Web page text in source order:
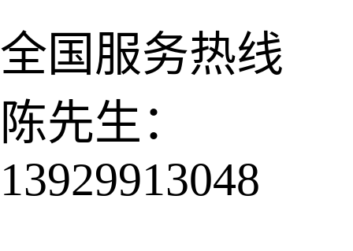
全国服务热线
陈先生：
13929913048